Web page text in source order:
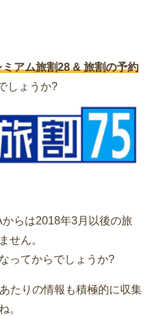
アム旅割28 & 旅割の予約
しょうか?
らは2018年3月以後の旅
せん。
ってからでしょうか?
たりの情報も積極的に収集
。